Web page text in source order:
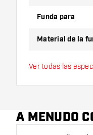
Funda para
Material de la
Tamaño/
Color principal
Ver todas las
A MENUDO